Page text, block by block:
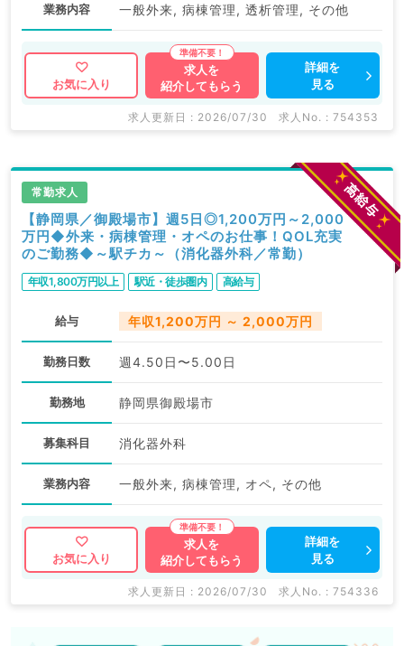
業務内容 一般外来, 病棟管理, 透析管理, その他
お気に入り
求人を
紹介してもらう
詳細を
見る
求人更新日 : 2026/07/30 求人No. : 754353
常勤求人
【静岡県／御殿場市】週5日◎1,200万円～2,000
万円◆外来・病棟管理・オペのお仕事！QOL充実
のご勤務◆～駅チカ～（消化器外科／常勤）
年収1,800万円以上 駅近・徒歩圏内 高給与
給与 年収1,200万円 ～ 2,000万円
勤務日数 週4.50日〜5.00日
勤務地 静岡県御殿場市
募集科目 消化器外科
業務内容 一般外来, 病棟管理, オペ, その他
お気に入り
求人を
紹介してもらう
詳細を
見る
求人更新日 : 2026/07/30 求人No. : 754336